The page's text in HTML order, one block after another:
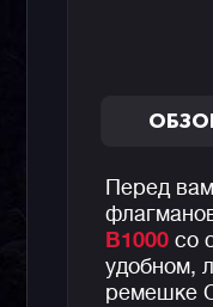
Перед
B1000 со
удобном,
ремешке